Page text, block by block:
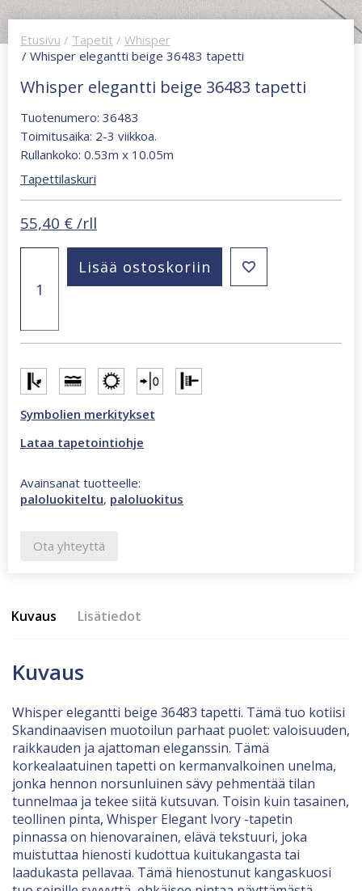
Etusivu / Tapetit / Whisper
/ Whisper elegantti beige 36483 tapetti
Whisper elegantti beige 36483 tapetti
Tuotenumero: 36483
Toimitusaika: 2-3 viikkoa.
Rullankoko: 0.53m x 10.05m
Tapettilaskuri
55,40 € /rll
beige
määrä
Lisää ostoskoriin
Symbolien merkitykset
Lataa tapetointiohje
Avainsanat tuotteelle:
paloluokiteltu, paloluokitus
Ota yhteyttä
Kuvaus Lisätiedot
Kuvaus
Whisper elegantti beige 36483 tapetti. Tämä tuo kotiisi
Skandinaavisen muotoilun parhaat puolet: valoisuuden,
raikkauden ja ajattoman eleganssin. Tämä
korkealaatuinen tapetti on kermanvalkoinen unelma,
jonka hennon norsunluinen sävy pehmentää tilan
tunnelmaa ja tekee siitä kutsuvan. Toisin kuin tasainen,
teollinen pinta, Whisper Elegant Ivory -tapetin
pinnassa on hienovarainen, elävä tekstuuri, joka
muistuttaa hienosti kudottua kuitukangasta tai
laadukasta pellavaa. Tämä hienostunut kangaskuosi